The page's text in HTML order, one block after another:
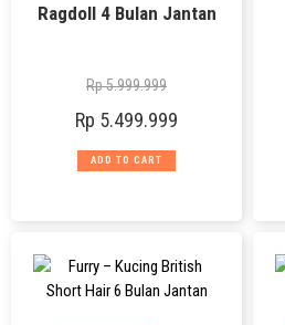
Ragdoll 4 Bulan Jantan
Rp5.999.999
Rp 5.499.999
ADD TO CART